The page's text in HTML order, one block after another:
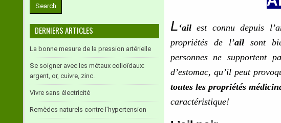
L ‘ailest connu depuis
propriétés de l’ailsont
personnes ne supportent
d’estomac, qu’il peut
toutes les propriétés
caractéristique!
DERNIERS ARTICLES
La bonne mesure de la pression artérielle
Se soigner avec les métaux colloïdaux:
argent, or, cuivre, zinc.
Vivre sans électricité
Remèdes naturels contre l’hypertension